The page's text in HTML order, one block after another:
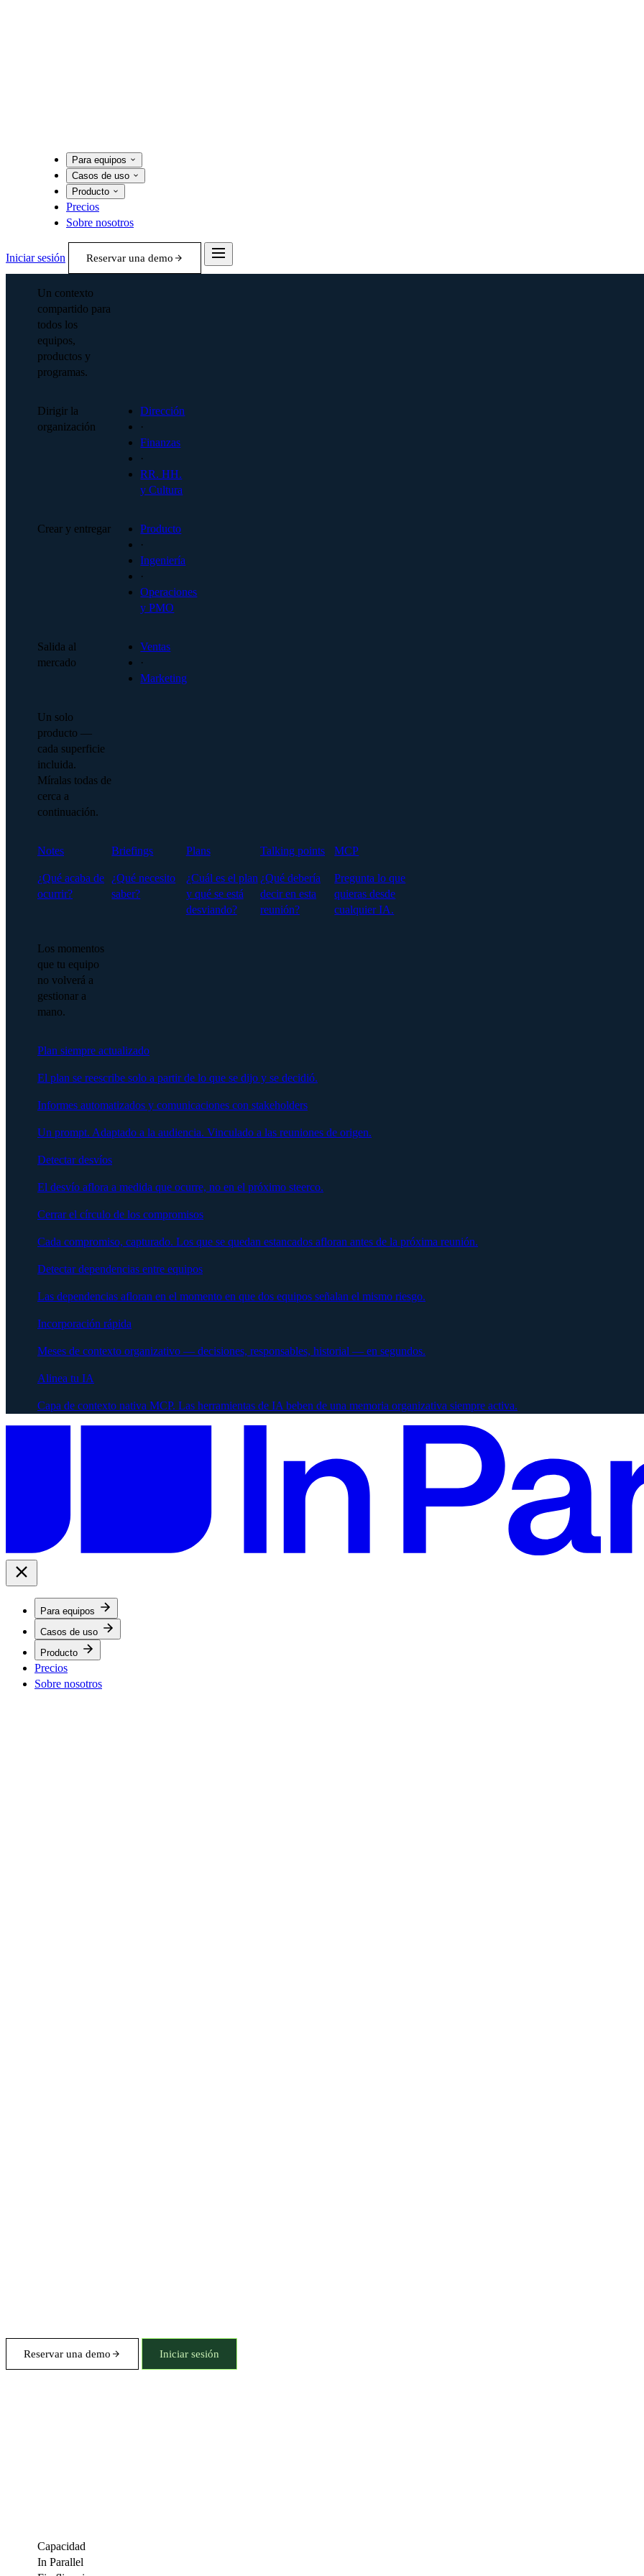
Para equipos
Casos de uso
Producto
Precios
Sobre nosotros
Iniciar sesión Reservar una demo
Un contexto
compartido para
todos los
equipos,
productos y
programas.
Dirigir la
organización
Dirección
·
Finanzas
·
RR. HH.
y Cultura
Crear y entregar
Producto
·
Ingeniería
·
Operaciones
y PMO
Salida al
mercado
Ventas
·
Marketing
Un solo
producto —
cada superficie
incluida.
Míralas todas de
cerca a
continuación.
Notes
¿Qué acaba de
ocurrir?
Briefings
¿Qué necesito
saber?
Plans
¿Cuál es el plan
y qué se está
desviando?
Talking points
¿Qué debería
decir en esta
reunión?
MCP
Pregunta lo que
quieras desde
cualquier IA.
Los momentos
que tu equipo
no volverá a
gestionar a
mano.
Plan siempre actualizado
El plan se reescribe solo a partir de lo que se dijo y se decidió.
Informes automatizados y comunicaciones con stakeholders
Un prompt. Adaptado a la audiencia. Vinculado a las reuniones de origen.
Detectar desvíos
El desvío aflora a medida que ocurre, no en el próximo steerco.
Cerrar el círculo de los compromisos
Cada compromiso, capturado. Los que se quedan estancados afloran antes de la próxima reunión.
Detectar dependencias entre equipos
Las dependencias afloran en el momento en que dos equipos señalan el mismo riesgo.
Incorporación rápida
Meses de contexto organizativo — decisiones, responsables, historial — en segundos.
Alinea tu IA
Capa de contexto nativa MCP. Las herramientas de IA beben de una memoria organizativa siempre activa.
Para equipos
Casos de uso
Producto
Precios
Sobre nosotros
Reservar una demo Iniciar sesión
Capacidad
In Parallel